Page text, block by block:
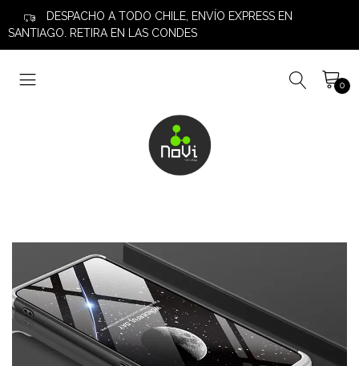
DESPACHO A TODO CHILE, ENVÍO EXPRESS EN
SANTIAGO. RETIRA EN LAS CONDES
0